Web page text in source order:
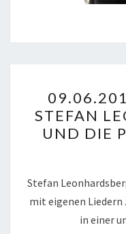
STEFAN
UND DIE
Stefan
mit eigenen Liedern
in einer